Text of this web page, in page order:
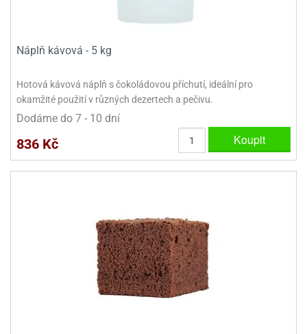
Náplň kávová - 5 kg
Hotová kávová náplň s čokoládovou příchutí, ideální pro
okamžité použití v různých dezertech a pečivu.
Dodáme do 7 - 10 dní
836 Kč Koupit